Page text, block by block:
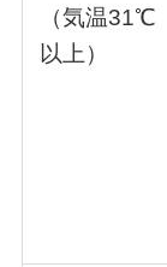
（気温31℃
以上）